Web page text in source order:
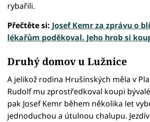
rybařili.
Přečtěte si: Josef Kemr za zprávu o
lékařům poděkoval. Jeho hrob si
Druhý domov u Lužnice
A jelikož rodina Hrušínských měla v
Rudolf mu zprostředkoval koupi
pak Josef Kemr během několika let
jednoduchou a útulnou chalupu.